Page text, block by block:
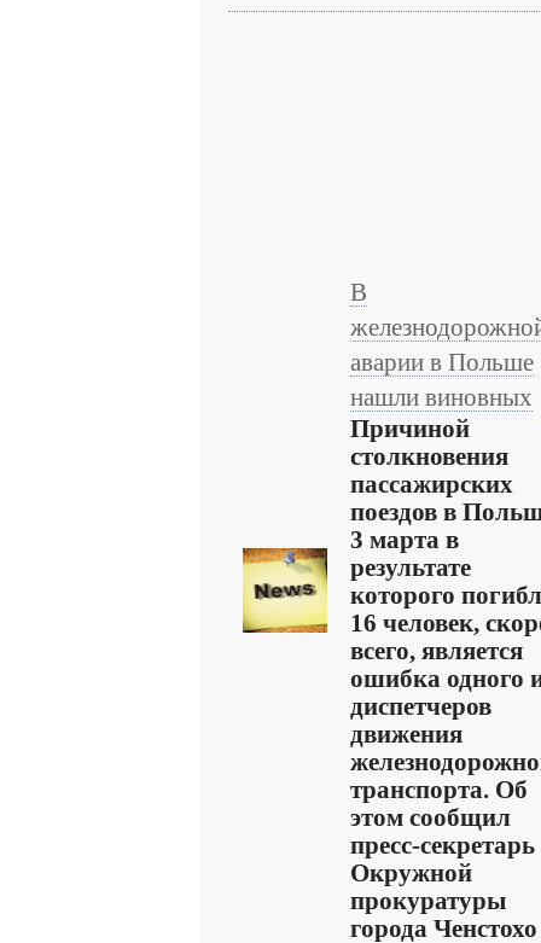
В
аварии в Польше
нашли виновных
Причиной
столкновения
пассажирских
поездов в
3 марта в
результате
которого
16 человек,
всего, является
ошибка одного
диспетчеров
движения
транспорта. Об
этом сообщил
пресс-секретарь
Окружной
прокуратуры
города Ченстохо